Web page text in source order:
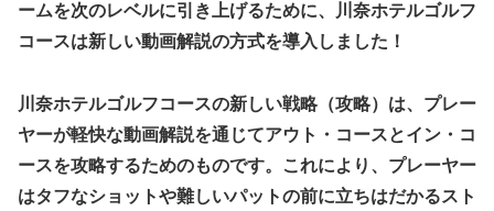
ームを次のレベルに引き上げるために、川奈ホテルゴルフ
コースは新しい動画解説の方式を導入しました！
川奈ホテルゴルフコースの新しい戦略（攻略）は、プレー
ヤーが軽快な動画解説を通じてアウト・コースとイン・コ
ースを攻略するためのものです。これにより、プレーヤー
はタフなショットや難しいパットの前に立ちはだかるスト